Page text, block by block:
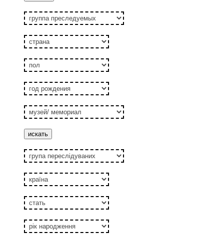
группа
преследуемых
страна
пол
год
рождения
музей/
мемориал
група
переслідуваних
країна
стать
рік
народження